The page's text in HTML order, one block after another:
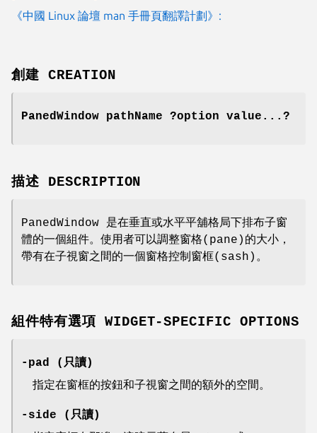
《中國 Linux 論壇 man 手冊頁翻譯計劃》:
創建 CREATION
PanedWindow pathName ?option value...?
描述 DESCRIPTION
PanedWindow 是在垂直或水平平舖格局下排布子窗
體的一個組件。使用者可以調整窗格(pane)的大小，
帶有在子視窗之間的一個窗格控制窗框(sash)。
組件特有選項 WIDGET-SPECIFIC OPTIONS
-pad (只讀)
指定在窗框的按鈕和子視窗之間的額外的空間。
-side (只讀)